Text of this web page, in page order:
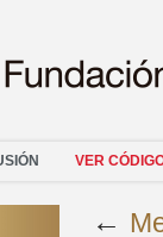
VER
←